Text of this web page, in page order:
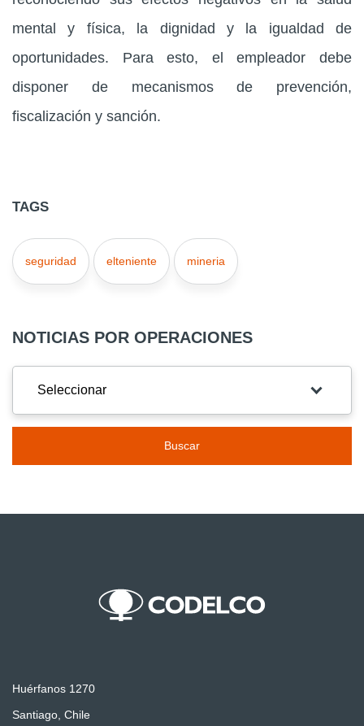
mental y física, la dignidad y la igualdad de
oportunidades. Para esto, el empleador debe
disponer de mecanismos de prevención,
fiscalización y sanción.
TAGS
seguridad elteniente mineria
NOTICIAS POR OPERACIONES
Buscar
Huérfanos 1270
Santiago, Chile